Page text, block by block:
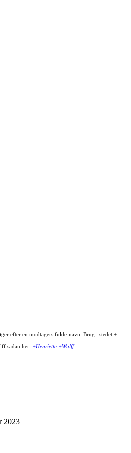
efter en modtagers fulde navn. Brug i stedet +:
sådan her: +Henriette +Wulff.
2023